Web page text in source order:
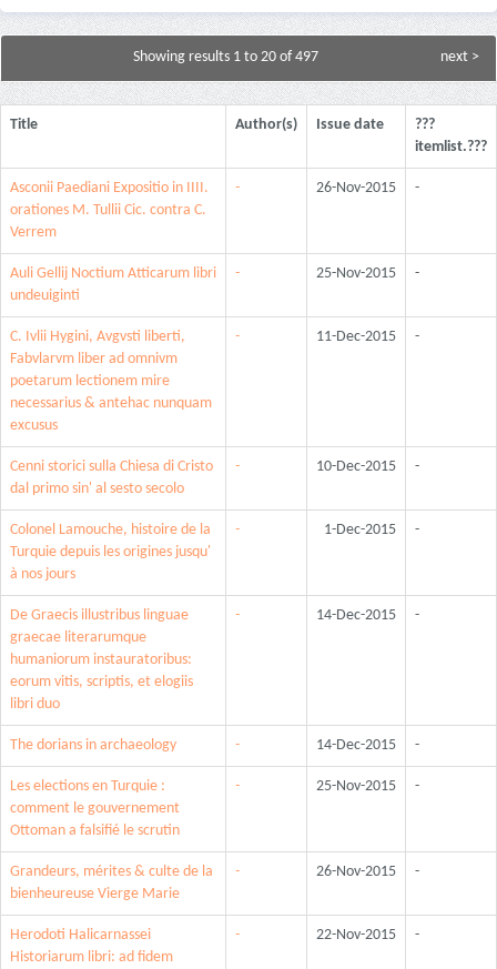
Showing results 1 to 20 of 497 next >
Title Author(s) Issue date
???
itemlist.???
Asconii Paediani Expositio in IIII.
orationes M. Tullii Cic. contra C.
Verrem
- 26-Nov-2015 -
Auli Gellij Noctium Atticarum libri
undeuiginti
- 25-Nov-2015 -
C. Ivlii Hygini, Avgvsti liberti,
Fabvlarvm liber ad omnivm
poetarum lectionem mire
necessarius & antehac nunquam
excusus
- 11-Dec-2015 -
Cenni storici sulla Chiesa di Cristo
dal primo sin' al sesto secolo
- 10-Dec-2015 -
Colonel Lamouche, histoire de la
Turquie depuis les origines jusqu'
à nos jours
- 1-Dec-2015 -
De Graecis illustribus linguae
graecae literarumque
humaniorum instauratoribus:
eorum vitis, scriptis, et elogiis
libri duo
- 14-Dec-2015 -
The dorians in archaeology - 14-Dec-2015 -
Les elections en Turquie :
comment le gouvernement
Ottoman a falsifié le scrutin
- 25-Nov-2015 -
Grandeurs, mérites & culte de la
bienheureuse Vierge Marie
- 26-Nov-2015 -
Herodoti Halicarnassei
Historiarum libri: ad fidem
- 22-Nov-2015 -